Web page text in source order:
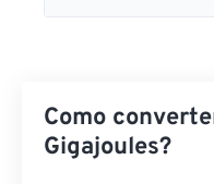
Como
Gigajoules?